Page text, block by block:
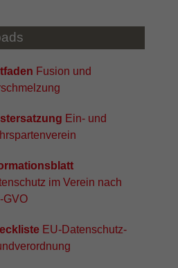
Fusion und
Ein- und
im Verein nach
GVO
EU-Datenschutz-